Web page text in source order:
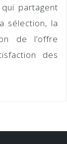
partagent
sélection, la
de l’offre
des